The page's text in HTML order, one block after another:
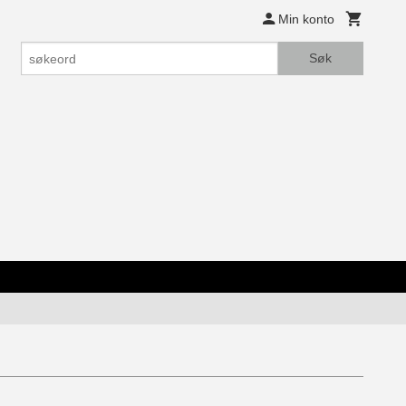
Min konto
Søk